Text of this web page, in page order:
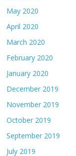
May 2020
April 2020
March 2020
February 2020
January 2020
December 2019
November 2019
October 2019
September 2019
July 2019